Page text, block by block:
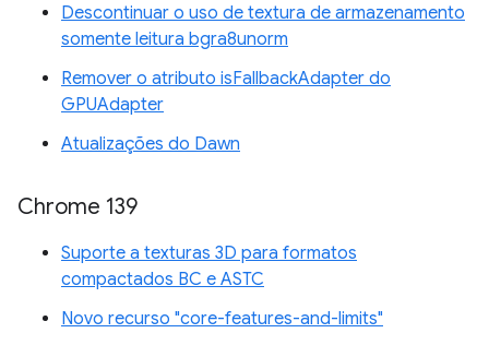
Descontinuar o uso de textura de armazenamento
somente leitura bgra8unorm
Remover o atributo isFallbackAdapter do
GPUAdapter
Atualizações do Dawn
Chrome 139
Suporte a texturas 3D para formatos
compactados BC e ASTC
Novo recurso "core-features-and-limits"